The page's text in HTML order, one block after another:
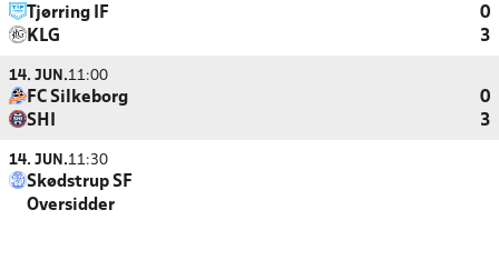
Tjørring IF
0
KLG
3
14. JUN.11:00
FC Silkeborg
0
SHI
3
14. JUN.11:30
Skødstrup SF
Oversidder